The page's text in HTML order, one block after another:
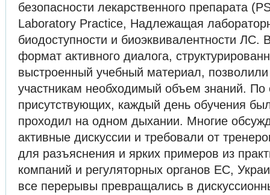
безопасности лекарственного препарата
Laboratory Practice, Надлежащая
биодоступности и биоэквивалентности
формат активного диалога,
выстроенный учебный материал,
участникам необходимый объем знаний.
присутствующих, каждый день обучения
проходил на одном дыхании. Многие
активные дискуссии и требовали от
для разъяснения и ярких примеров из
компаний и регуляторных органов ЕС,
все перерывы превращались в